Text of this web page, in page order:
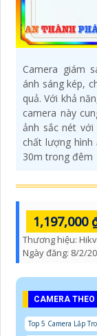
Camera giám
ánh sáng kép,
quả. Với khả
camera này
ảnh sắc nét với
chất lượng hình
30m trong đêm
1,197,000
Thương hiệu:
Ngày đăng: 8/2/
CAMERA
Top 5 Camera Lắp